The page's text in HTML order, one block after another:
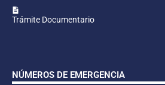
Trámite Documentario
NÚMEROS DE EMERGENCIA